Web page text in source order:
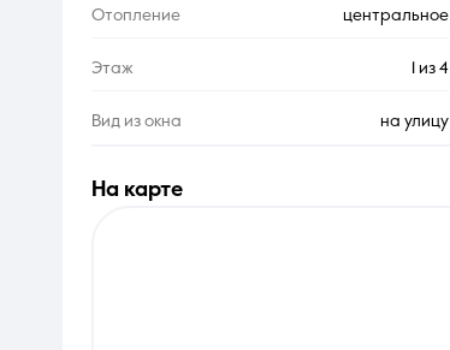
Отопление центральное
Этаж 1 из 4
Вид из окна на улицу
на карте